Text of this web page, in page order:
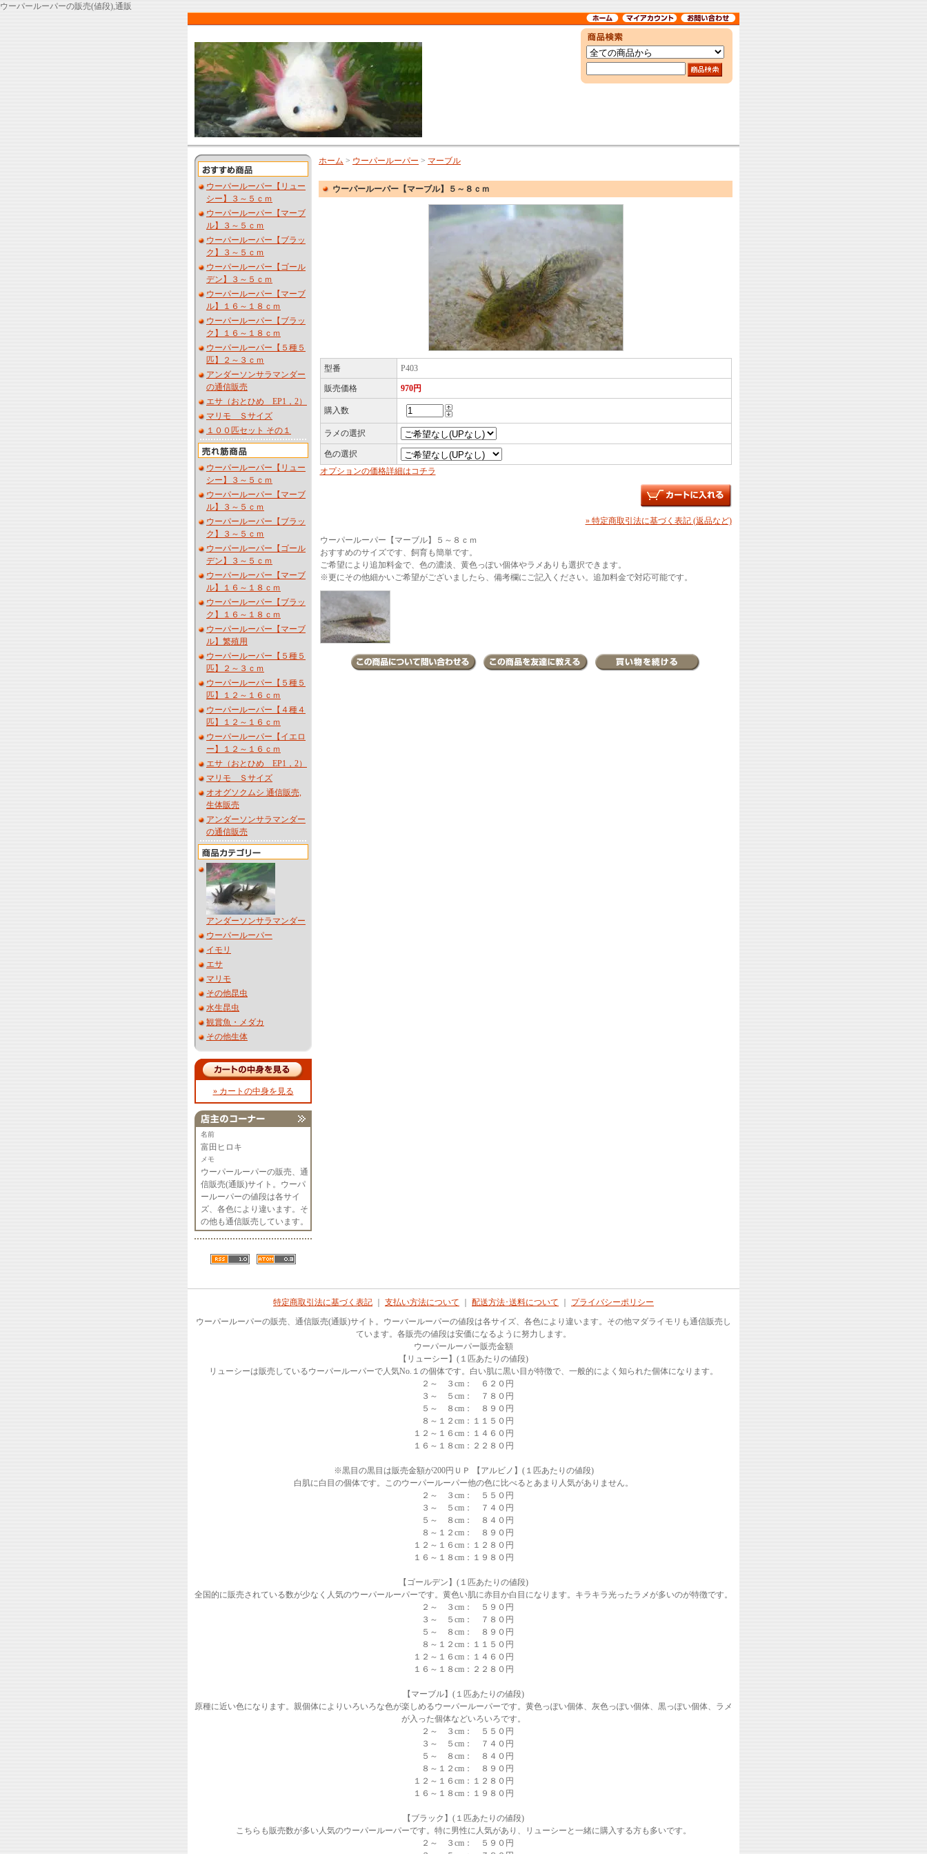
ウーパールーパーの販売(値段),通販
ウーパールーパー【リュー
シー】３～５ｃｍ
ウーパールーパー【マーブ
ル】３～５ｃｍ
ウーパールーパー【ブラッ
ク】３～５ｃｍ
ウーパールーパー【ゴール
デン】３～５ｃｍ
ウーパールーパー【マーブ
ル】１６～１８ｃｍ
ウーパールーパー【ブラッ
ク】１６～１８ｃｍ
ウーパールーパー【５種５
匹】２～３ｃｍ
アンダーソンサラマンダー
の通信販売
エサ（おとひめ EP1，2）
マリモ Ｓサイズ
１００匹セット その１
ウーパールーパー【リュー
シー】３～５ｃｍ
ウーパールーパー【マーブ
ル】３～５ｃｍ
ウーパールーパー【ブラッ
ク】３～５ｃｍ
ウーパールーパー【ゴール
デン】３～５ｃｍ
ウーパールーパー【マーブ
ル】１６～１８ｃｍ
ウーパールーパー【ブラッ
ク】１６～１８ｃｍ
ウーパールーパー【マーブ
ル】繁殖用
ウーパールーパー【５種５
匹】２～３ｃｍ
ウーパールーパー【５種５
匹】１２～１６ｃｍ
ウーパールーパー【４種４
匹】１２～１６ｃｍ
ウーパールーパー【イエロ
ー】１２～１６ｃｍ
エサ（おとひめ EP1，2）
マリモ Ｓサイズ
オオグソクムシ 通信販売,
生体販売
アンダーソンサラマンダー
の通信販売
アンダーソンサラマンダー
ウーパールーパー
イモリ
エサ
マリモ
その他昆虫
水生昆虫
観賞魚・メダカ
その他生体
» カートの中身を見る
名前
富田ヒロキ
メモ
ウーパールーパーの販売、通
信販売(通販)サイト。ウーパ
ールーパーの値段は各サイ
ズ、各色により違います。そ
の他も通信販売しています。
ホーム > ウーパールーパー > マーブル
ウーパールーパー【マーブル】５～８ｃｍ
型番 P403
販売価格 970円
購入数
ラメの選択
色の選択
オプションの価格詳細はコチラ
» 特定商取引法に基づく表記 (返品など)
ウーパールーパー【マーブル】５～８ｃｍ
おすすめのサイズです、飼育も簡単です。
ご希望により追加料金で、色の濃淡、黄色っぽい個体やラメありも選択できます。
※更にその他細かいご希望がございましたら、備考欄にご記入ください。追加料金で対応可能です。
特定商取引法に基づく表記 支払い方法について 配送方法･送料について
プライバシーポリシー
ウーパールーパーの販売、通信販売(通販)サイト。ウーパールーパーの値段は各サイズ、各色により違います。その他マダライモリも通信販売し
ています。各販売の値段は安価になるように努力します。
ウーパールーパー販売金額
【リューシー】(１匹あたりの値段)
リューシーは販売しているウーパールーパーで人気No.１の個体です。白い肌に黒い目が特徴で、一般的によく知られた個体になります。
２～ ３cm： ６２０円
３～ ５cm： ７８０円
５～ ８cm： ８９０円
８～１２cm：１１５０円
１２～１６cm：１４６０円
１６～１８cm：２２８０円
※黒目の黒目は販売金額が200円ＵＰ 【アルビノ】(１匹あたりの値段)
白肌に白目の個体です。このウーパールーパー他の色に比べるとあまり人気がありません。
２～ ３cm： ５５０円
３～ ５cm： ７４０円
５～ ８cm： ８４０円
８～１２cm： ８９０円
１２～１６cm：１２８０円
１６～１８cm：１９８０円
【ゴールデン】(１匹あたりの値段)
全国的に販売されている数が少なく人気のウーパールーパーです。黄色い肌に赤目か白目になります。キラキラ光ったラメが多いのが特徴です。
２～ ３cm： ５９０円
３～ ５cm： ７８０円
５～ ８cm： ８９０円
８～１２cm：１１５０円
１２～１６cm：１４６０円
１６～１８cm：２２８０円
【マーブル】(１匹あたりの値段)
原種に近い色になります。親個体によりいろいろな色が楽しめるウーパールーパーです。黄色っぽい個体、灰色っぽい個体、黒っぽい個体、ラメ
が入った個体などいろいろです。
２～ ３cm： ５５０円
３～ ５cm： ７４０円
５～ ８cm： ８４０円
８～１２cm： ８９０円
１２～１６cm：１２８０円
１６～１８cm：１９８０円
【ブラック】(１匹あたりの値段)
こちらも販売数が多い人気のウーパールーパーです。特に男性に人気があり、リューシーと一緒に購入する方も多いです。
２～ ３cm： ５９０円